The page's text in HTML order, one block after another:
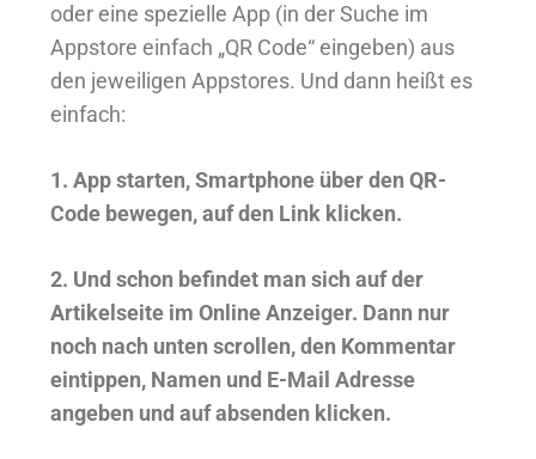
oder eine spezielle App (in der Suche im
Appstore einfach „QR Code“ eingeben) aus
den jeweiligen Appstores. Und dann heißt es
einfach:
1. App starten, Smartphone über den QR-
Code bewegen, auf den Link klicken.
2. Und schon befindet man sich auf der
Artikelseite im Online Anzeiger. Dann nur
noch nach unten scrollen, den Kommentar
eintippen, Namen und E-Mail Adresse
angeben und auf absenden klicken.